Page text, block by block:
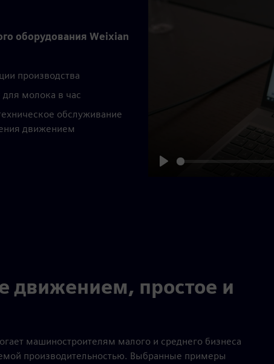
оборудования Weixian
производства
молока в час
обслуживание
движением
движением, простое и
машиностроителям малого и среднего бизнеса
производительностью. Выбранные примеры